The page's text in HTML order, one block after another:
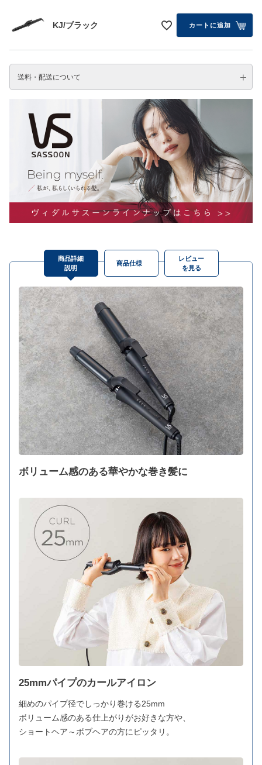
KJ/ブラック カートに追加
送料・配送について
商品詳細
説明
ボリューム感のある華やかな巻き髪に
25mmパイプのカールアイロン
細めのパイプ径でしっかり巻ける25mm
ボリューム感のある仕上がりがお好きな方や、
ショートヘア～ボブヘアの方にピッタリ。
商品仕様
レビュー
を見る